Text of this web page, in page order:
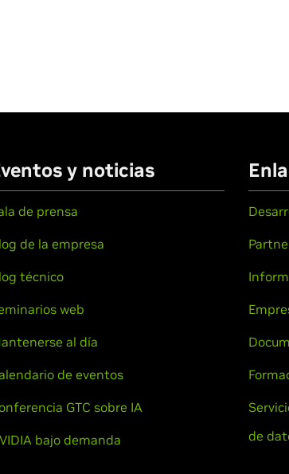
y noticias
de prensa
de la empresa
técnico
web
al día
de eventos
GTC sobre IA
bajo demanda
de